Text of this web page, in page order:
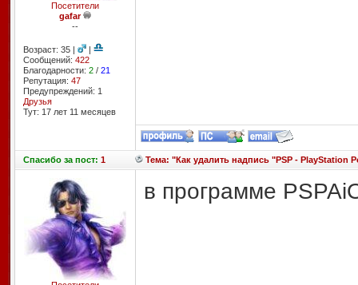
Посетители
gafar
--
Возраст: 35 |
|
Сообщений: 422
Благодарности: 2/ 21
Репутация: 47
Предупреждений: 1
Друзья
Тут: 17 лет 11 месяцев
Спасибоза пост: 1 Тема: "Как удалить надпись "PSP - PlayStation
в программе